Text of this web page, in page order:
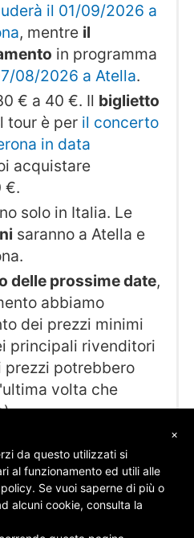
il 01/09/2026 a
, mentre il
in programma
08/2026 a Atella.
€ a 40 €. Il biglietto
tour è per il concerto
in data
acquistare
€.
solo in Italia. Le
saranno a Atella e
delle prossime date,
abbiamo
dei prezzi minimi
principali rivenditori
potrebbero
volta che
-Chi Siamo
×
da questo utilizzati si
al funzionamento ed utili alle
Se vuoi saperne di più o
alcuni cookie, consulta la